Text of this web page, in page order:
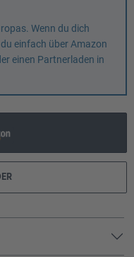
Wenn du dich
einfach über Amazon
einen Partnerladen in